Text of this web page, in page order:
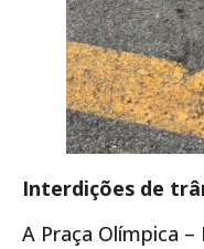
Interdições de
A Praça Olímpica